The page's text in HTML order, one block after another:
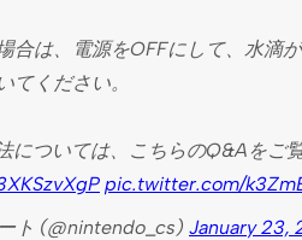
合は、電源をOFFにして、水滴
てください。
については、こちらのQ&Aをご
pic.twitter.com/
ト (@nintendo_cs) January 23,